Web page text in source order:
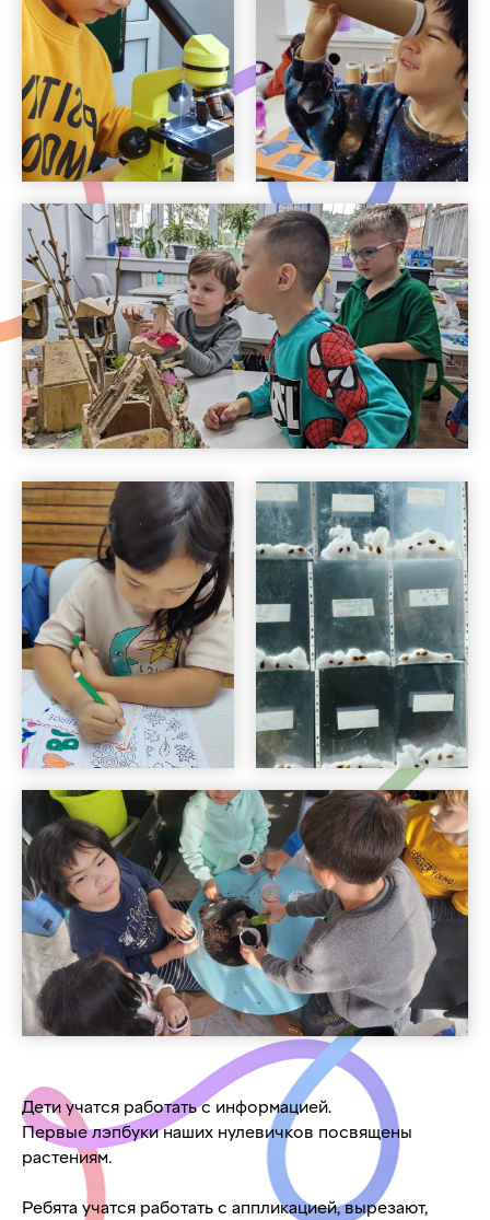
Дети учатся работать с информацией.
Первые лэпбуки наших нулевичков посвящены
растениям.
Ребята учатся работать с аппликацией, вырезают,